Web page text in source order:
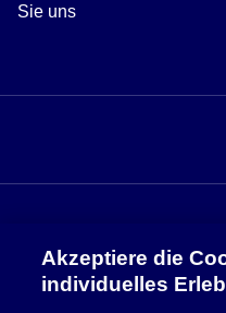
Sie uns
Sicherheitsinformationen
Akzeptiere die
individuelles